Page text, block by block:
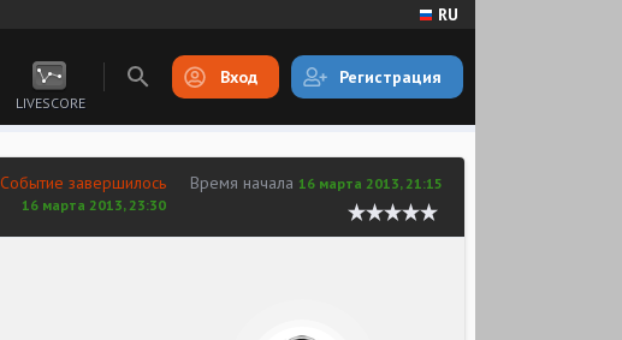
RU
LIVESCORE
Вход Регистрация
Время начала 16 марта 2013, 21:15
Событие завершилось
16 марта 2013, 23:30